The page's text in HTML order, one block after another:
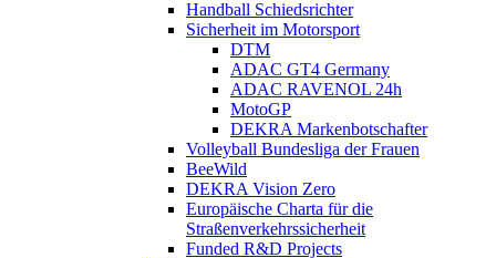
Handball Schiedsrichter
Sicherheit im Motorsport
DTM
ADAC GT4 Germany
ADAC RAVENOL 24h
MotoGP
DEKRA Markenbotschafter
Volleyball Bundesliga der Frauen
BeeWild
DEKRA Vision Zero
Europäische Charta für die
Straßenverkehrssicherheit
Funded R&D Projects